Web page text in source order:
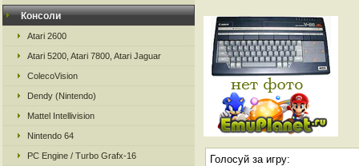
Консоли
Atari 2600
Atari 5200, Atari 7800, Atari Jaguar
ColecoVision
Dendy (Nintendo)
Mattel Intellivision
Nintendo 64
PC Engine / Turbo Grafx-16 Голосуй за игру: